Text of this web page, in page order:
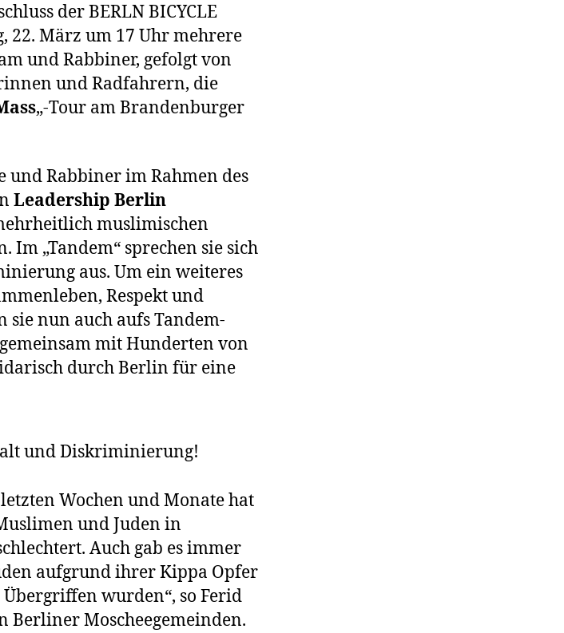
der BERLN BICYCLE
22. März um 17 Uhr mehrere
und Rabbiner, gefolgt von
und Radfahrern, die
„-Tour am Brandenburger
und Rabbiner im Rahmen des
Leadership Berlin
muslimischen
„Tandem“ sprechen sie sich
aus. Um ein weiteres
Respekt und
sie nun auch aufs Tandem-
mit Hunderten von
durch Berlin für eine
und Diskriminierung!
Wochen und Monate hat
und Juden in
Auch gab es immer
aufgrund ihrer Kippa Opfer
wurden“, so Ferid
Berliner Moscheegemeinden.